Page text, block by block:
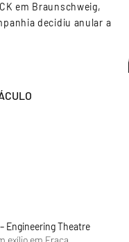
em Braunschweig,
decidiu anular a
Engineering Theatre
exílio em Fraça